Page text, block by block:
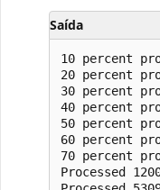
Saída
10 percent
20 percent
30 percent
40 percent
50 percent
60 percent
70 percent
Processed